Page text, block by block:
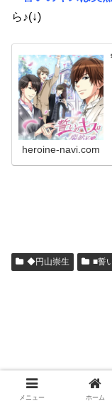
ら♪(↓)
heroine-navi.com
◆円山崇生 ■誓
メニュー ホーム